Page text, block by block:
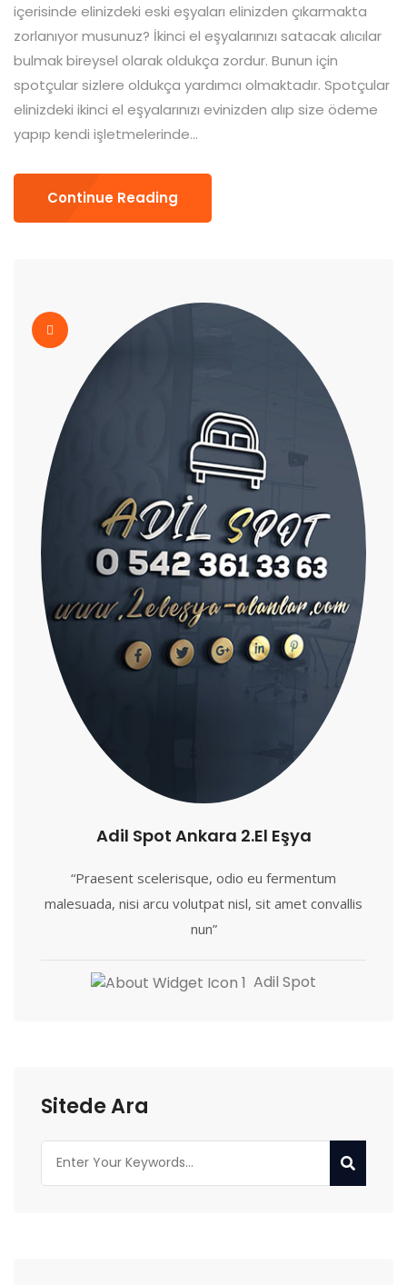
içerisinde elinizdeki eski eşyaları elinizden çıkarmakta
zorlanıyor musunuz? İkinci el eşyalarınızı satacak alıcılar
bulmak bireysel olarak oldukça zordur. Bunun için
spotçular sizlere oldukça yardımcı olmaktadır. Spotçular
elinizdeki ikinci el eşyalarınızı evinizden alıp size ödeme
yapıp kendi işletmelerinde...
Continue Reading
Adil Spot Ankara 2.El Eşya
“Praesent scelerisque, odio eu fermentum
malesuada, nisi arcu volutpat nisl, sit amet convallis
nun”
Adil Spot
Sitede Ara